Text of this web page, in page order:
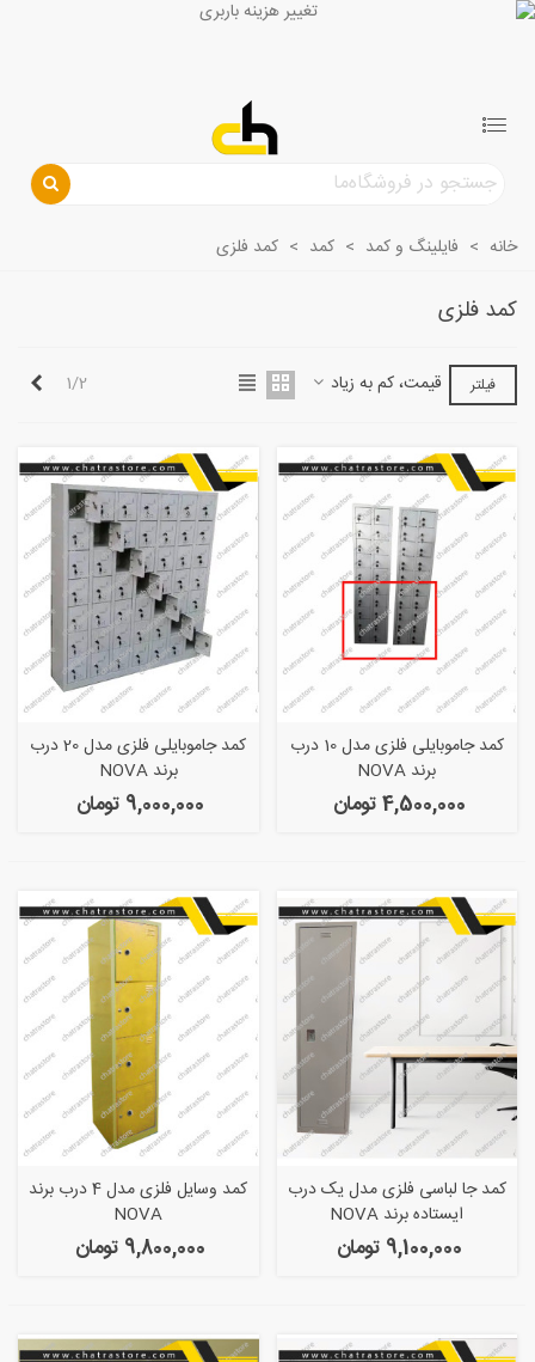
خانه > فایلینگ و کمد > کمد > کمد فلزی
کمد فلزی
فیلتر قیمت، کم به زیاد 1/2
کمد جاموبایلی فلزی مدل 10 درب
برند NOVA
4,500,000 تومان
کمد جاموبایلی فلزی مدل 20 درب
برند NOVA
9,000,000 تومان
کمد جا لباسی فلزی مدل یک درب
ایستاده برند NOVA
9,100,000 تومان
کمد وسایل فلزی مدل 4 درب برند
NOVA
9,800,000 تومان